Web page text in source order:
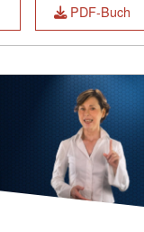
PDF-Buch